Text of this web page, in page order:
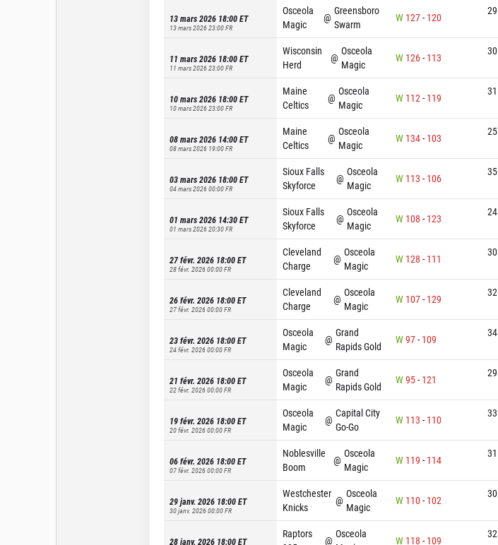
13 mars 2026 18:00ET
13 mars 2026 23:00FR
Osceola
Magic
@
Greensboro
Swarm
W 127- 120
29
11 mars 2026 18:00ET
11 mars 2026 23:00FR
Wisconsin
Herd
@
Osceola
Magic
W 126- 113
30
10 mars 2026 18:00ET
10 mars 2026 23:00FR
Maine
Celtics
@
Osceola
Magic
W 112- 119
31
08 mars 2026 14:00ET
08 mars 2026 19:00FR
Maine
Celtics
@
Osceola
Magic
W 134- 103
25
03 mars 2026 18:00ET
04 mars 2026 00:00FR
Sioux Falls
Skyforce
@
Osceola
Magic
W 113 - 106
35
01 mars 2026 14:30ET
01 mars 2026 20:30FR
Sioux Falls
Skyforce
@
Osceola
Magic
W 108 - 123
24
27 févr. 2026 18:00ET
28 févr. 2026 00:00FR
Cleveland
Charge
@
Osceola
Magic
W 128 - 111
30
26 févr. 2026 18:00ET
27 févr. 2026 00:00FR
Cleveland
Charge
@
Osceola
Magic
W 107- 129
32
23 févr. 2026 18:00ET
24 févr. 2026 00:00FR
Osceola
Magic
@
Grand
Rapids Gold
W97- 109
34
21 févr. 2026 18:00ET
22 févr. 2026 00:00FR
Osceola
Magic
@
Grand
Rapids Gold
W95- 121
29
19 févr. 2026 18:00ET
20 févr. 2026 00:00FR
Osceola
Magic
@
Capital City
Go-Go
W 113 - 110
33
06 févr. 2026 18:00ET
07 févr. 2026 00:00FR
Noblesville
Boom
@
Osceola
Magic
W 119 - 114
31
29 janv. 2026 18:00ET
30 janv. 2026 00:00FR
Westchester
Knicks
@
Osceola
Magic
W 110- 102
30
28 janv. 2026 18:00ET
Raptors
@
Osceola
W 118 - 109
32